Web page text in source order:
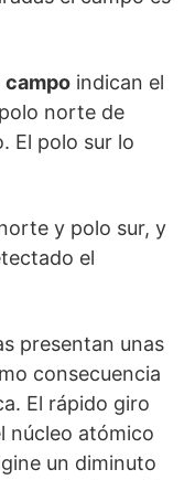
campo indican el
norte de
El polo sur lo
y polo sur, y
el
presentan unas
consecuencia
El rápido giro
núcleo atómico
un diminuto